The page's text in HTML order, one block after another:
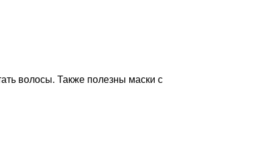
волосы. Также полезны маски с